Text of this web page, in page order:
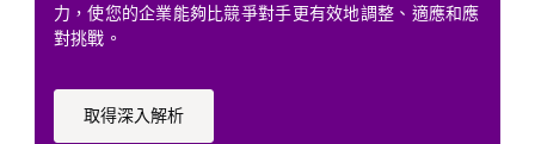
力，使您的企業能夠比競爭對手更有效地調整、適應和應
對挑戰。
取得深入解析